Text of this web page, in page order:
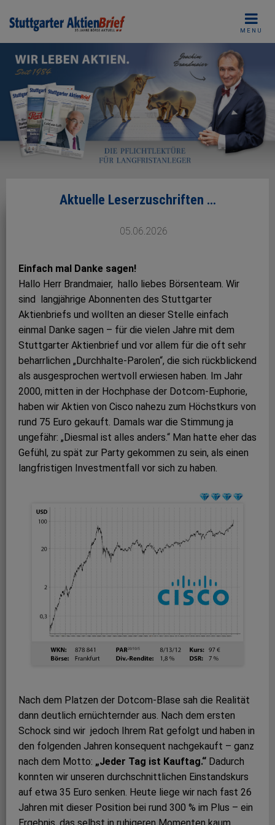
MENU
Aktuelle Leserzuschriften …
05.06.2026
Einfach mal Danke sagen!
Hallo Herr Brandmaier, hallo liebes Börsenteam. Wir
sind langjährige Abonnenten des Stuttgarter
Aktienbriefs und wollten an dieser Stelle einfach
einmal Danke sagen – für die vielen Jahre mit dem
Stuttgarter Aktienbrief und vor allem für die oft sehr
beharrlichen „Durchhalte-Parolen“, die sich rückblickend
als ausgesprochen wertvoll erwiesen haben. Im Jahr
2000, mitten in der Hochphase der Dotcom-Euphorie,
haben wir Aktien von Cisco nahezu zum Höchstkurs von
rund 75 Euro gekauft. Damals war die Stimmung ja
ungefähr: „Diesmal ist alles anders.“ Man hatte eher das
Gefühl, zu spät zur Party gekommen zu sein, als einen
langfristigen Investmentfall vor sich zu haben.
Nach dem Platzen der Dotcom-Blase sah die Realität
dann deutlich ernüchternder aus. Nach dem ersten
Schock sind wir jedoch Ihrem Rat gefolgt und haben in
den folgenden Jahren konsequent nachgekauft – ganz
nach dem Motto: „Jeder Tag ist Kauftag.“ Dadurch
konnten wir unseren durchschnittlichen Einstandskurs
auf etwa 35 Euro senken. Heute liege wir nach fast 26
Jahren mit dieser Position bei rund 300 % im Plus – ein